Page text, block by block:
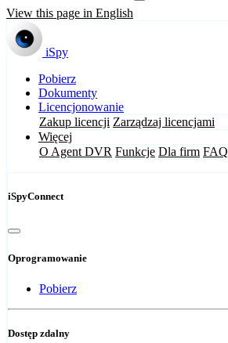
View this page in English
iSpy
Pobierz
Dokumenty
Licencjonowanie
Zakup licencji Zarządzaj licencjami
Więcej
O Agent DVR Funkcje Dla firm FAQ
iSpyConnect
Oprogramowanie
Pobierz
Dostęp zdalny